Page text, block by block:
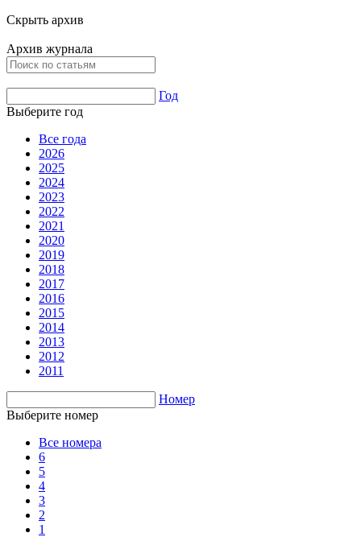
Скрыть архив
Архив журнала
Год
Выберите год
Все года
2026
2025
2024
2023
2022
2021
2020
2019
2018
2017
2016
2015
2014
2013
2012
2011
Номер
Выберите номер
Все номера
6
5
4
3
2
1